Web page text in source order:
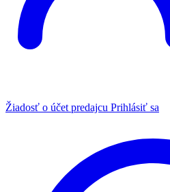
Žiadosť o účet predajcu Prihlásiť sa